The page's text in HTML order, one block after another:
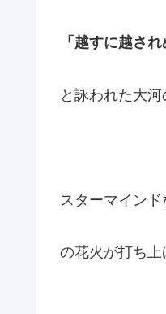
「越すに越され
と詠われた大
スターマイン
の花火が打ち上